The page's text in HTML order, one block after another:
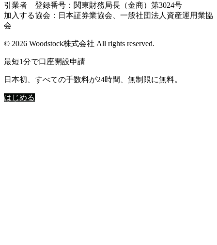
引業者 登録番号：関東財務局長（金商）第3024号
加入する協会：日本証券業協会、一般社団法人資産運用業協
会
© 2026 Woodstock株式会社 All rights reserved.
最短1分で口座開設申請
日本初、すべての手数料が24時間、無制限に無料。
はじめる